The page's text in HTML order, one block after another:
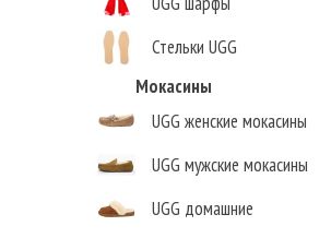
Стельки UGG
Мокасины
UGG женские мокасины
UGG мужские мокасины
UGG домашние